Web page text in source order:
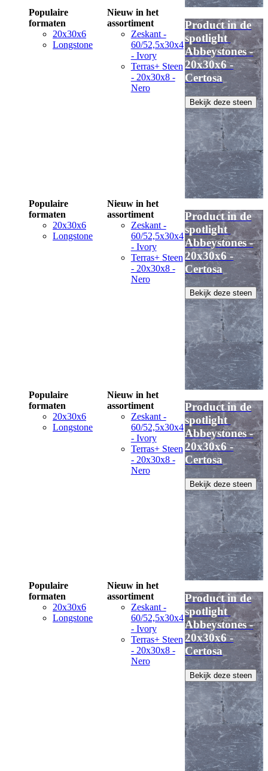
Populaire
formaten
20x30x6
Longstone
Nieuw in het
assortiment
Zeskant -
60/52,5x30x4
- Ivory
Terras+ Steen
- 20x30x8 -
Nero
Product in de
spotlight
Abbeystones -
20x30x6 -
Certosa
Bekijk deze steen
Populaire
formaten
20x30x6
Longstone
Nieuw in het
assortiment
Zeskant -
60/52,5x30x4
- Ivory
Terras+ Steen
- 20x30x8 -
Nero
Product in de
spotlight
Abbeystones -
20x30x6 -
Certosa
Bekijk deze steen
Populaire
formaten
20x30x6
Longstone
Nieuw in het
assortiment
Zeskant -
60/52,5x30x4
- Ivory
Terras+ Steen
- 20x30x8 -
Nero
Product in de
spotlight
Abbeystones -
20x30x6 -
Certosa
Bekijk deze steen
Populaire
formaten
20x30x6
Longstone
Nieuw in het
assortiment
Zeskant -
60/52,5x30x4
- Ivory
Terras+ Steen
- 20x30x8 -
Nero
Product in de
spotlight
Abbeystones -
20x30x6 -
Certosa
Bekijk deze steen